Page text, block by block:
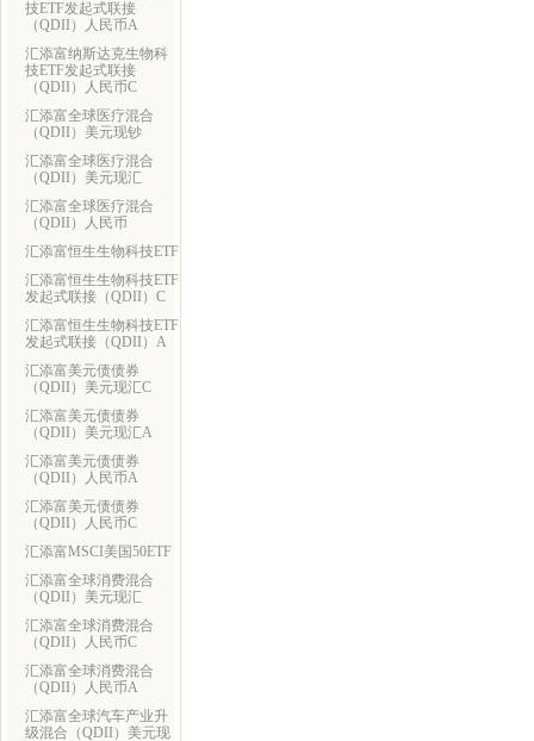
技ETF发起式联接
（QDII）人民币A
汇添富纳斯达克生物科
技ETF发起式联接
（QDII）人民币C
汇添富全球医疗混合
（QDII）美元现钞
汇添富全球医疗混合
（QDII）美元现汇
汇添富全球医疗混合
（QDII）人民币
汇添富恒生生物科技ETF
汇添富恒生生物科技ETF
发起式联接（QDII）C
汇添富恒生生物科技ETF
发起式联接（QDII）A
汇添富美元债债券
（QDII）美元现汇C
汇添富美元债债券
（QDII）美元现汇A
汇添富美元债债券
（QDII）人民币A
汇添富美元债债券
（QDII）人民币C
汇添富MSCI美国50ETF
汇添富全球消费混合
（QDII）美元现汇
汇添富全球消费混合
（QDII）人民币C
汇添富全球消费混合
（QDII）人民币A
汇添富全球汽车产业升
级混合（QDII）美元现